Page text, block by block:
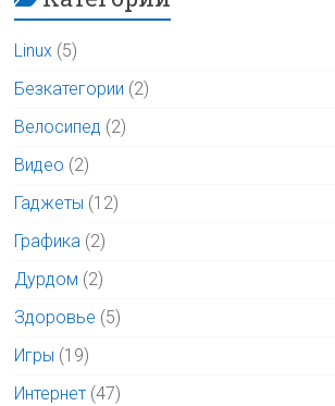
Linux (5)
Безкатегории (2)
Велосипед (2)
Видео (2)
Гаджеты (12)
Графика (2)
Дурдом (2)
Здоровье (5)
Игры (19)
Интернет (47)